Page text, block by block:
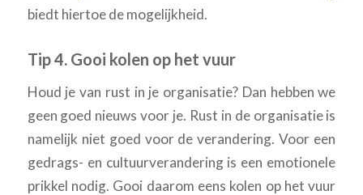
biedt hiertoe de mogelijkheid.
Tip 4. Gooi kolen op het vuur
Houd je van rust in je organisatie? Dan hebben we
geen goed nieuws voor je. Rust in de organisatie is
namelijk niet goed voor de verandering. Voor een
gedrags- en cultuurverandering is een emotionele
prikkel nodig. Gooi daarom eens kolen op het vuur